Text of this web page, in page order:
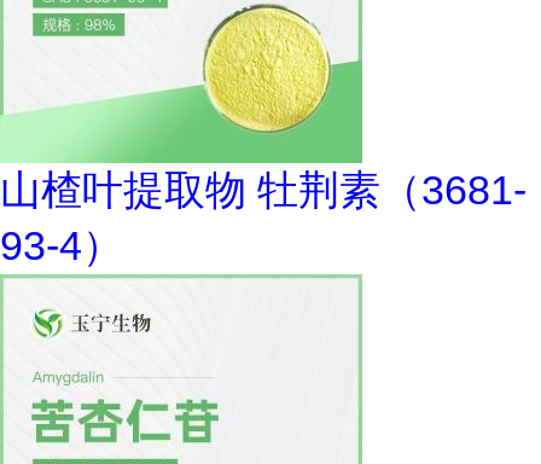
山楂叶提取物 牡荆素（3681-
93-4）